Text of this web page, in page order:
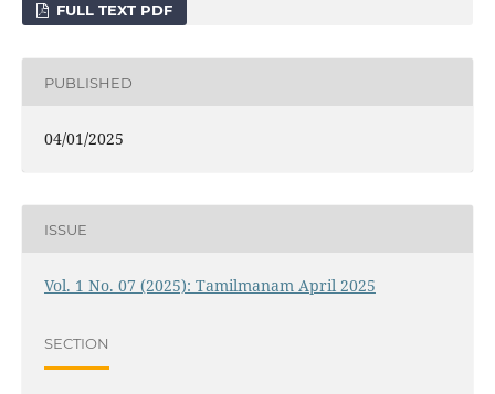
FULL TEXT PDF
PUBLISHED
04/01/2025
ISSUE
Vol. 1 No. 07 (2025): Tamilmanam April 2025
SECTION